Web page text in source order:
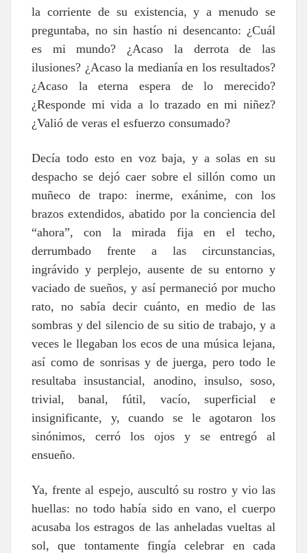
la corriente de su existencia, y a menudo se
preguntaba, no sin hastío ni desencanto: ¿Cuál
es mi mundo? ¿Acaso la derrota de las
ilusiones? ¿Acaso la medianía en los resultados?
¿Acaso la eterna espera de lo merecido?
¿Responde mi vida a lo trazado en mi niñez?
¿Valió de veras el esfuerzo consumado?
Decía todo esto en voz baja, y a solas en su
despacho se dejó caer sobre el sillón como un
muñeco de trapo: inerme, exánime, con los
brazos extendidos, abatido por la conciencia del
“ahora”, con la mirada fija en el techo,
derrumbado frente a las circunstancias,
ingrávido y perplejo, ausente de su entorno y
vaciado de sueños, y así permaneció por mucho
rato, no sabía decir cuánto, en medio de las
sombras y del silencio de su sitio de trabajo, y a
veces le llegaban los ecos de una música lejana,
así como de sonrisas y de juerga, pero todo le
resultaba insustancial, anodino, insulso, soso,
trivial, banal, fútil, vacío, superficial e
insignificante, y, cuando se le agotaron los
sinónimos, cerró los ojos y se entregó al
ensueño.
Ya, frente al espejo, auscultó su rostro y vio las
huellas: no todo había sido en vano, el cuerpo
acusaba los estragos de las anheladas vueltas al
sol, que tontamente fingía celebrar en cada